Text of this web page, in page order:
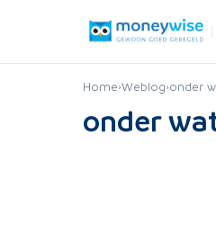
Home›Weblog›onder
onder